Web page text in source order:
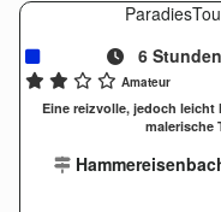
6 Stunden
Amateur
Eine reizvolle, jedoch
malerische